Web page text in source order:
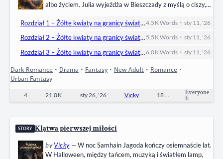
albo życiem. Julia wyjeżdża w Bieszczady z myślą o ciszy,
górach spotka kogoś, kto całkowicie odmieni jej życie.
Aleks jest obcy, niepokojący, nosi w sobie tajemnicę i
dzikość, której…
Rozdział 1 – Żółte kwiaty na granicy światów 4,5 KWords •sty 11, '26
Rozdział 2 – Żółte kwiaty na granicy światów 5,5 KWords •sty 11, '26
Rozdział 3 – Żółte kwiaty na granicy światów 6,0 KWords •sty 11, '26
Dark Romance • Drama • Fantasy • New Adult • Romance •
Urban Fantasy
4 21,0 K sty 26, '26 Vicky 18 Completed
Everyone
E
STORY Klątwa pierwszej miłości
byVicky— W noc Samhain Jagoda kończy osiemnaście lat.
W Halloween, między tańcem, muzyką i światłem lamp,